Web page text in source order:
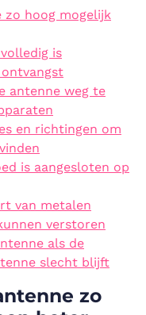
zo hoog mogelijk
is
antenne weg te
en richtingen om
is aangesloten op
van metalen
verstoren
als de
slecht blijft
zo